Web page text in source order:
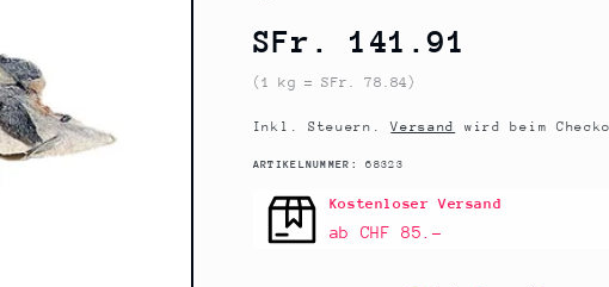
Normaler
SFr. 141.91
(1 kg = SFr. 78.84)
Inkl. Steuern.Versand wird beim
ARTIKELNUMMER: SKU:
68323
Kostenloser Versand
ab CHF 85.–